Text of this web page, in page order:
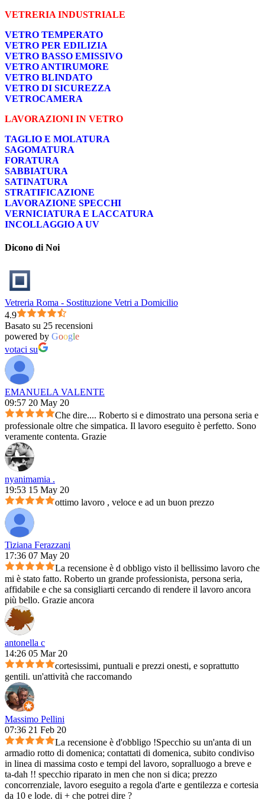
VETRERIA INDUSTRIALE
VETRO TEMPERATO
VETRO PER EDILIZIA
VETRO BASSO EMISSIVO
VETRO ANTIRUMORE
VETRO BLINDATO
VETRO DI SICUREZZA
VETROCAMERA
LAVORAZIONI IN VETRO
TAGLIO E MOLATURA
SAGOMATURA
FORATURA
SABBIATURA
SATINATURA
STRATIFICAZIONE
LAVORAZIONE SPECCHI
VERNICIATURA E LACCATURA
INCOLLAGGIO A UV
Dicono di Noi
Vetreria Roma - Sostituzione Vetri a Domicilio
4.9
Basato su 25 recensioni
powered by Google
votaci su
EMANUELA VALENTE
09:57 20 May 20
Che dire.... Roberto si e dimostrato una persona seria e
professionale oltre che simpatica. Il lavoro eseguito è perfetto. Sono
veramente contenta. Grazie
nyanimamia .
19:53 15 May 20
ottimo lavoro , veloce e ad un buon prezzo
Tiziana Ferazzani
17:36 07 May 20
La recensione è d obbligo visto il bellissimo lavoro che
mi è stato fatto. Roberto un grande professionista, persona seria,
affidabile e che sa consigliarti cercando di rendere il lavoro ancora
più bello. Grazie ancora
antonella c
14:26 05 Mar 20
cortesissimi, puntuali e prezzi onesti, e soprattutto
gentili. un'attività che raccomando
Massimo Pellini
07:36 21 Feb 20
La recensione è d'obbligo !Specchio su un'anta di un
armadio rotto di domenica; contattati di domenica, subito condiviso
in linea di massima costo e tempi del lavoro, sopralluogo a breve e
ta-dah !! specchio riparato in men che non si dica; prezzo
concorrenziale, lavoro eseguito a regola d'arte e gentilezza e cortesia
da 10 e lode. di + che potrei dire ?